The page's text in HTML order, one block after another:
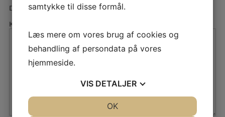
Din e-mailadresse vil ikke blive publiceret.
Kommentar
samtykke til disse formål.
Læs mere om vores brug af cookies og
behandling af persondata på vores
hjemmeside.
VIS DETALJER
OK